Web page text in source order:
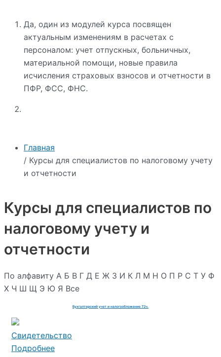
Главная
/ Курсы для специалистов по налоговому учету
и отчетности
Курсы для специалистов по
налоговому учету и
отчетности
По алфавиту А Б В Г Д Е Ж З И К Л М Н О П Р С Т У Ф
Х Ч Ш Щ Э Ю Я Все
Бухгалтерский учет и налогообложение 72ч.
Свидетельство
Подробнее
Да, один из модулей курса посвящен
актуальным изменениям в расчетах с
персоналом: учет отпускных, больничных,
материальной помощи, новые правила
исчисления страховых взносов и отчетности в
ПФР, ФСС, ФНС.